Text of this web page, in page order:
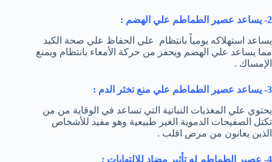
2- يساعد عصير الطماطم علي الهضم :
يساعد استهلاكه يومياً بانتظام علي الحفاظ علي صحة الكبد
مما يساعد علي الهضم ويحفز من حركة الأمعاء بانتظام ويمنع
الإمساك .
3- يساعد عصير الطماطم علي منع تخثر الدم :
يحتوي علي المغذيات النباتية التي تساعد في الوقاية من من
تكتل الصفيحات الدموية الغير طبيعية وهو مفيد للأشخاص
الذين يعانون من مرض اقلب .
4- عصير الطماطم له تأثير مضاد للالتهابات :